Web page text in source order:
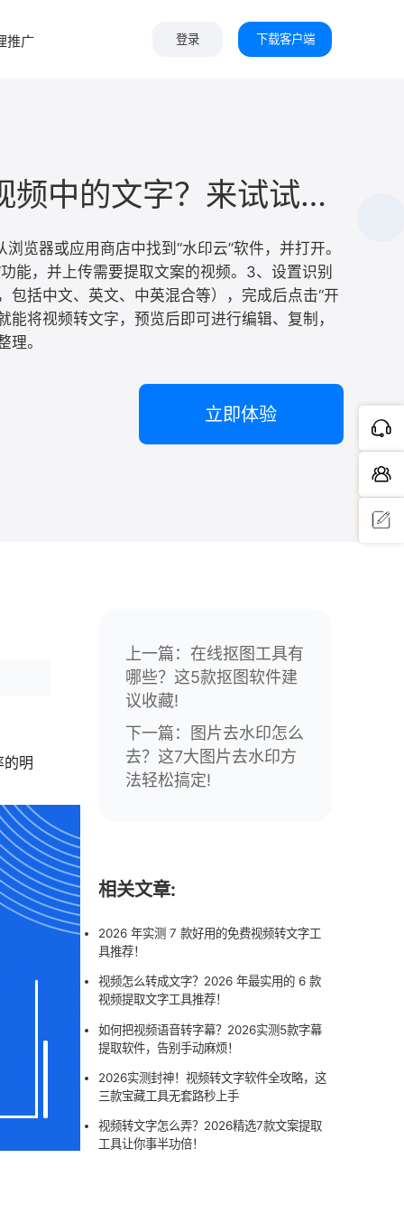
推广 登录 下载客户端
如何提取视频中的文字？来试试这3种视频转文字方法！
览器或应用商店中找到“水印云”软件，并打开。
能，并上传需要提取文案的视频。3、设置识别
包括中文、英文、中英混合等），完成后点击“开
能将视频转文字，预览后即可进行编辑、复制，
理。
立即体验
明
上一篇： 在线抠图工具有
哪些？这5款抠图软件建
议收藏!
下一篇：
图片去水印怎么
去？这7大图片去水印方
法轻松搞定!
相关文章:
2026 年实测 7 款好用的免费视频转文字工
具推荐！
视频怎么转成文字？2026 年最实用的 6 款
视频提取文字工具推荐！
如何把视频语音转字幕？2026实测5款字幕
提取软件，告别手动麻烦！
2026实测封神！视频转文字软件全攻略，这
三款宝藏工具无套路秒上手
视频转文字怎么弄？2026精选7款文案提取
工具让你事半功倍！